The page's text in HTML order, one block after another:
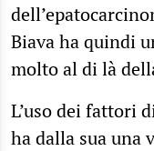
Biava ha quindi
molto al di là
L’uso dei fattori
ha dalla sua una